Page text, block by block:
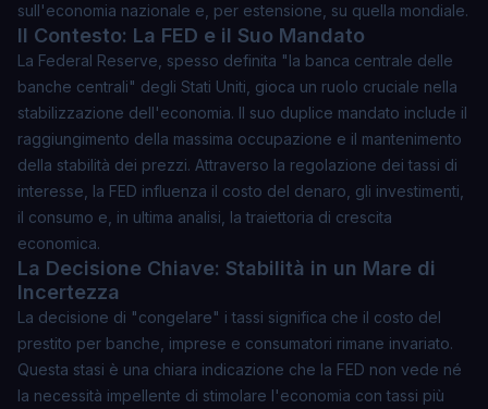
sull'economia nazionale e, per estensione, su quella mondiale.
Il Contesto: La FED e il Suo Mandato
La Federal Reserve, spesso definita "la banca centrale delle
banche centrali" degli Stati Uniti, gioca un ruolo cruciale nella
stabilizzazione dell'economia. Il suo duplice mandato include il
raggiungimento della massima occupazione e il mantenimento
della stabilità dei prezzi. Attraverso la regolazione dei tassi di
interesse, la FED influenza il costo del denaro, gli investimenti,
il consumo e, in ultima analisi, la traiettoria di crescita
economica.
La Decisione Chiave: Stabilità in un Mare di
Incertezza
La decisione di "congelare" i tassi significa che il costo del
prestito per banche, imprese e consumatori rimane invariato.
Questa stasi è una chiara indicazione che la FED non vede né
la necessità impellente di stimolare l'economia con tassi più